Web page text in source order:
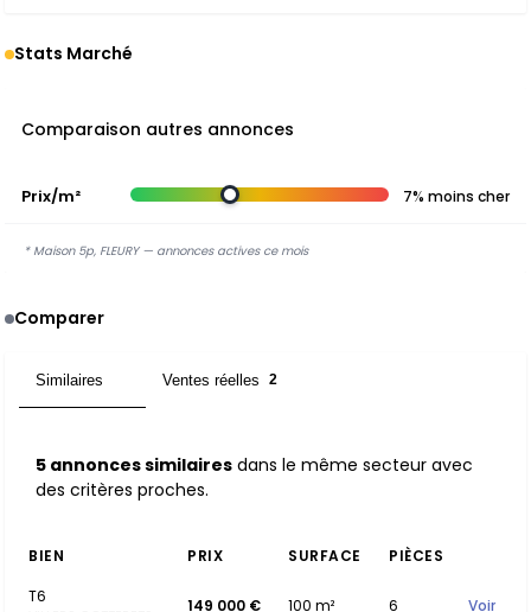
Stats Marché
Comparaison autres annonces
Prix/m² 7% moins cher
* Maison 5p, FLEURY — annonces actives ce mois
Comparer
Similaires Ventes réelles 2
5 annonces similaires dans le même secteur avec
des critères proches.
BIEN PRIX SURFACE
PIÈCES
T6
149 000 € 100 m² 6 Voir